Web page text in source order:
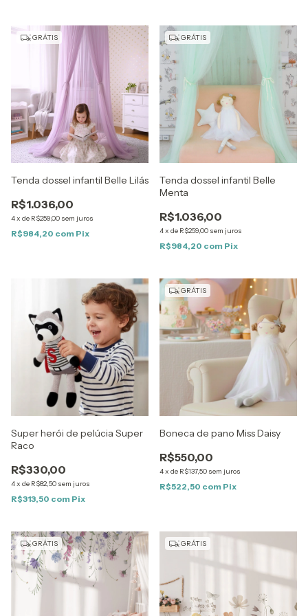
GRÁTIS
Tenda dossel infantil Belle Lilás
R$1.036,00
4x de R$259,00 sem juros
R$984,20 com Pix
GRÁTIS
Tenda dossel infantil Belle
Menta
R$1.036,00
4x de R$259,00 sem juros
R$984,20 com Pix
Super herói de pelúcia Super
Raco
R$330,00
4x de R$82,50 sem juros
R$313,50 com Pix
GRÁTIS
Boneca de pano Miss Daisy
R$550,00
4x de R$137,50 sem juros
R$522,50 com Pix
GRÁTIS GRÁTIS